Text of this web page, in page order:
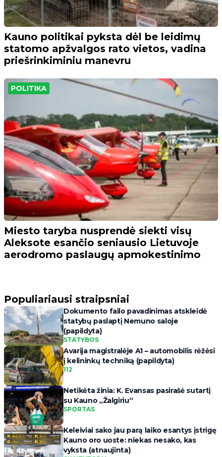
Kauno politikai pyksta dėl be leidimų
statomo apžvalgos rato vietos, vadina
priešrinkiminiu manevru
POLITIKA
Miesto taryba nusprendė siekti visų
Aleksote esančio seniausio Lietuvoje
aerodromo paslaugų apmokestinimo
Populiariausi straipsniai
Dokumento failo pavadinimas atskleidė
statybų paslaptį Nemuno saloje
(papildyta)
STATYBOS
Avarija magistralėje A1 – automobilis rėžėsi
į kelininkų techniką (papildyta)
112
Netikėta žinia: K. Evansas pasirašė sutartį
su Kauno „Žalgiriu“
SPORTAS
Keleiviai sako jau parą laiko esantys įstrigę
Kauno oro uoste: niekas nesako, kas
vyksta (atnaujinta)